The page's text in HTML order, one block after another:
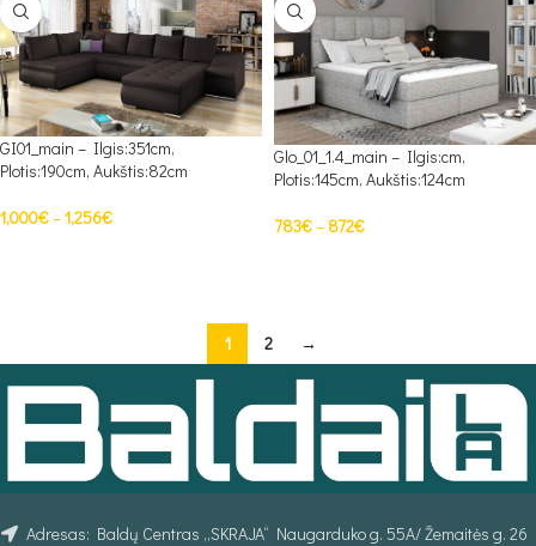
GI01_main – Ilgis:351cm,
Plotis:190cm, Aukštis:82cm
1,000€–1,256€
Glo_01_1.4_main – Ilgis:cm,
Plotis:145cm, Aukštis:124cm
783€– 872€
1 2 →
Adresas: Baldų Centras „SKRAJA“ Naugarduko g. 55A/ Žemaitės g. 26